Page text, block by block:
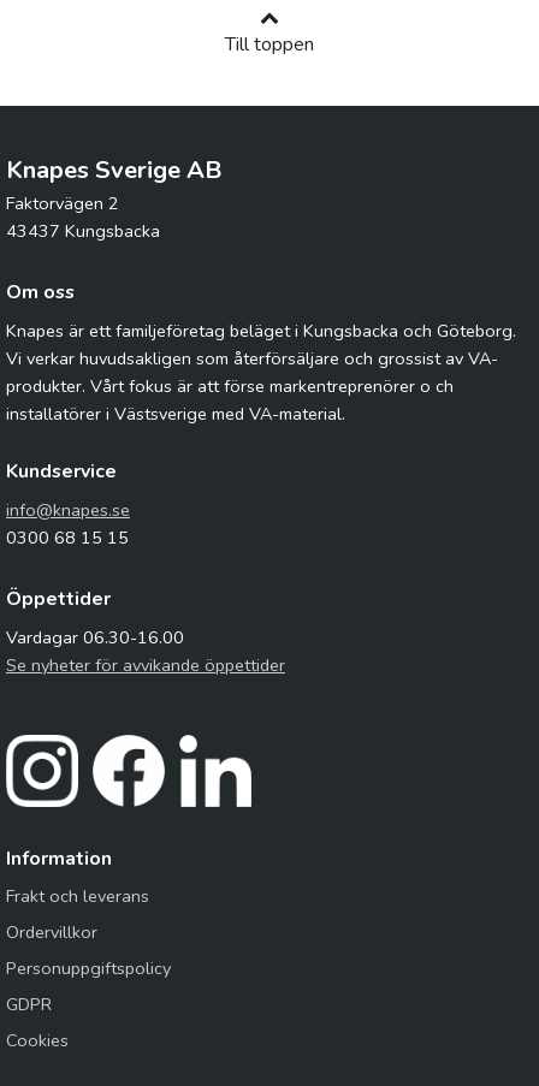
Till toppen
Knapes Sverige AB
Faktorvägen 2
43437 Kungsbacka
Om oss
Knapes är ett familjeföretag beläget i Kungsbacka och Göteborg.
Vi verkar huvudsakligen som återförsäljare och grossist av VA-
produkter. Vårt fokus är att förse markentreprenörer o ch
installatörer i Västsverige med VA-material.
Kundservice
info@knapes.se
0300 68 15 15
Öppettider
Vardagar 06.30-16.00
Se nyheter för avvikande öppettider
Information
Frakt och leverans
Ordervillkor
Personuppgiftspolicy
GDPR
Cookies